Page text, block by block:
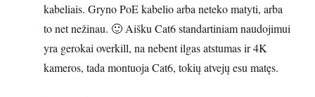
kabeliais. Gryno PoE kabelio arba neteko matyti, arba
to net nežinau. 🙂 Aišku Cat6 standartiniam naudojimui
yra gerokai overkill, na nebent ilgas atstumas ir 4K
kameros, tada montuoja Cat6, tokių atvejų esu matęs.